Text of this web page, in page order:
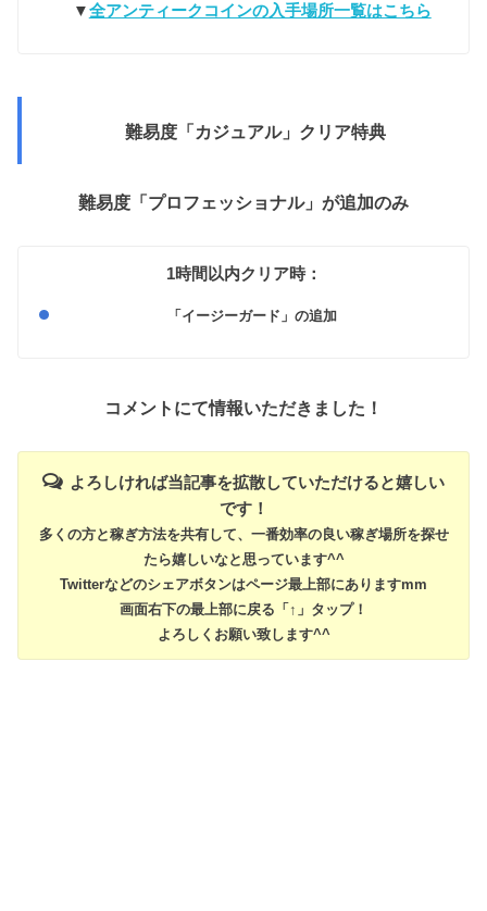
▼全アンティークコインの入手場所一覧はこちら
難易度「カジュアル」クリア特典
難易度「プロフェッショナル」が追加のみ
1時間以内クリア時：
「イージーガード」の追加
コメントにて情報いただきました！
よろしければ当記事を拡散していただけると嬉しい
です！
多くの方と稼ぎ方法を共有して、一番効率の良い稼ぎ場所を探せ
たら嬉しいなと思っています^^
Twitterなどのシェアボタンはページ最上部にありますmm
画面右下の最上部に戻る「↑」タップ！
よろしくお願い致します^^